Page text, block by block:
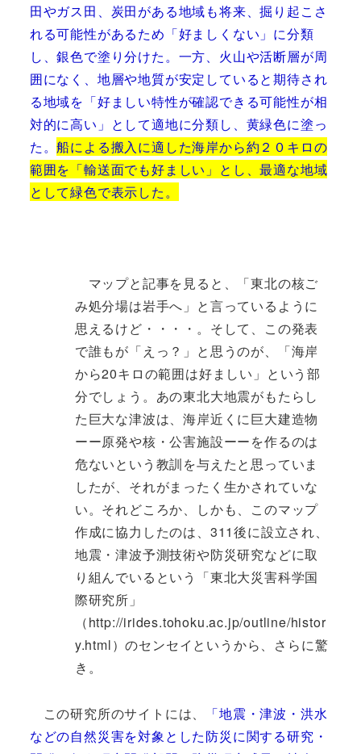
田やガス田、炭田がある地域も将来、掘り起こさ
れる可能性があるため「好ましくない」に分類
し、銀色で塗り分けた。一方、火山や活断層が周
囲になく、地層や地質が安定していると期待され
る地域を「好ましい特性が確認できる可能性が相
対的に高い」として適地に分類し、黄緑色に塗っ
た。船による搬入に適した海岸から約２０キロの
範囲を「輸送面でも好ましい」とし、最適な地域
として緑色で表示した。
マップと記事を見ると、「東北の核ご
み処分場は岩手へ」と言っているように
思えるけど・・・・。そして、この発表
で誰もが「えっ？」と思うのが、「海岸
から20キロの範囲は好ましい」という部
分でしょう。あの東北大地震がもたらし
た巨大な津波は、海岸近くに巨大建造物
ーー原発や核・公害施設ーーを作るのは
危ないという教訓を与えたと思っていま
したが、それがまったく生かされていな
い。それどころか、しかも、このマップ
作成に協力したのは、311後に設立され、
地震・津波予測技術や防災研究などに取
り組んでいるという「東北大災害科学国
際研究所」
（http://irides.tohoku.ac.jp/outline/histor
y.html）のセンセイというから、さらに驚
き。
この研究所のサイトには、
「地震・津波・洪水
などの自然災害を対象とした防災に関する研究・